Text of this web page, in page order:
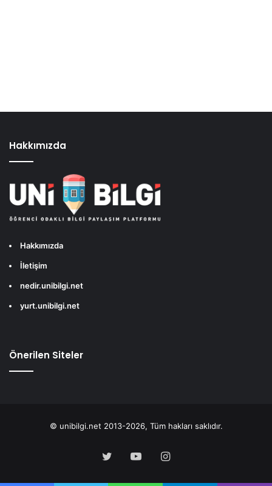
Hakkımızda
Hakkımızda
İletişim
nedir.unibilgi.net
yurt.unibilgi.net
Önerilen Siteler
© unibilgi.net 2013-2026, Tüm hakları saklıdır.
Twitter YouTubeInstagram